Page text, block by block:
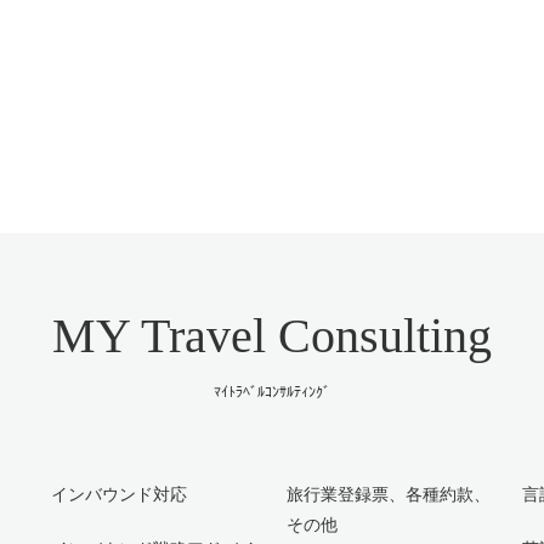
MY Travel Consulting
ﾏｲﾄﾗﾍﾞﾙｺﾝｻﾙﾃｨﾝｸﾞ
インバウンド対応
旅行業登録票、各種約款、
その他
言